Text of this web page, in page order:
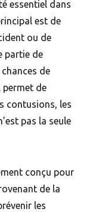
essentiel dans
est de
ou de
partie de
de
permet de
contusions, les
pas la seule
conçu pour
de la
les